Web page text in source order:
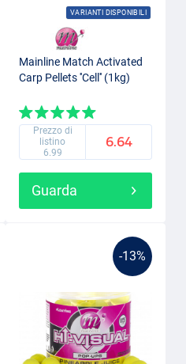
VARIANTI DISPONIBILI
Mainline Match Activated
Carp Pellets ''Cell'' (1kg)
Prezzo di
listino
6.99
6.64
Guarda
-13%